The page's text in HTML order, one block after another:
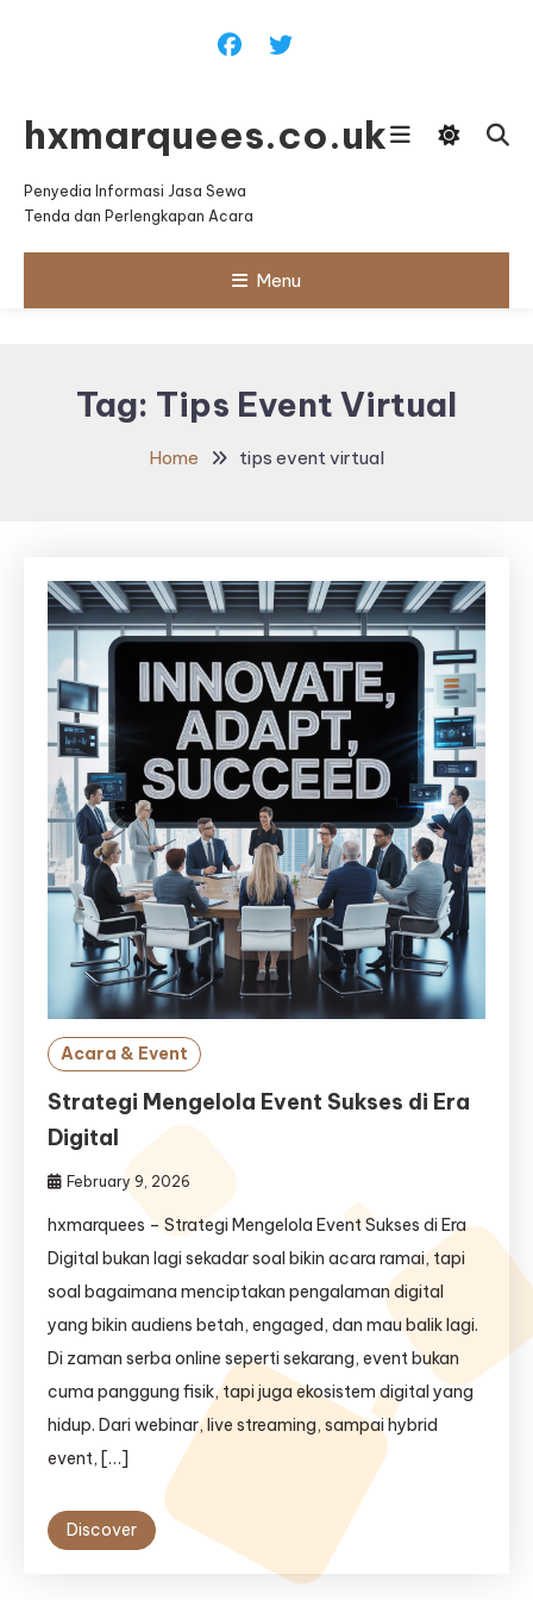
hxmarquees.co.uk
Penyedia Informasi Jasa Sewa
Tenda dan Perlengkapan Acara
Menu
Tag: Tips Event Virtual
Home tips event virtual
Acara & Event
Strategi Mengelola Event Sukses di Era
Digital
February 9, 2026
hxmarquees – Strategi Mengelola Event Sukses di Era
Digital bukan lagi sekadar soal bikin acara ramai, tapi
soal bagaimana menciptakan pengalaman digital
yang bikin audiens betah, engaged, dan mau balik lagi.
Di zaman serba online seperti sekarang, event bukan
cuma panggung fisik, tapi juga ekosistem digital yang
hidup. Dari webinar, live streaming, sampai hybrid
event, […]
Discover